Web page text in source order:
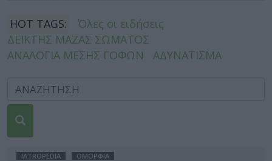
HOT TAGS:
Όλες οι ειδήσεις
ΔΕΙΚΤΗΣ ΜΑΖΑΣ ΣΩΜΑΤΟΣ
ΑΝΑΛΟΓΙΑ ΜΕΣΗΣ ΓΟΦΩΝ
ΑΔΥΝΑΤΙΣΜΑ
IATROPEDIA ΟΜΟΡΦΙΑ